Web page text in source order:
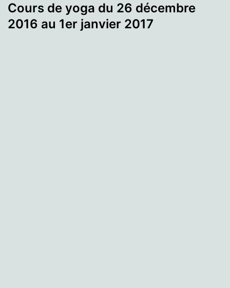
Cours de yoga du 26 décembre
2016 au 1er janvier 2017